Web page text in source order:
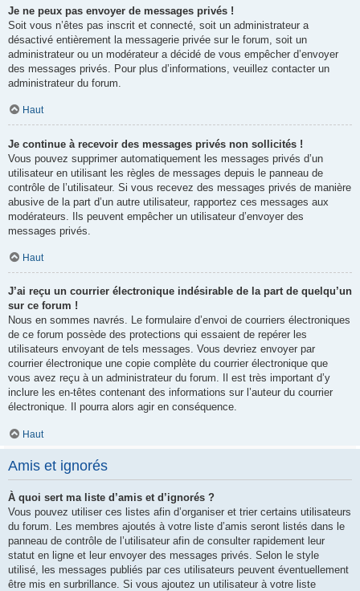
Je ne peux pas envoyer de messages privés !
Soit vous n’êtes pas inscrit et connecté, soit un administrateur a
désactivé entièrement la messagerie privée sur le forum, soit un
administrateur ou un modérateur a décidé de vous empêcher d’envoyer
des messages privés. Pour plus d’informations, veuillez contacter un
administrateur du forum.
Haut
Je continue à recevoir des messages privés non sollicités !
Vous pouvez supprimer automatiquement les messages privés d’un
utilisateur en utilisant les règles de messages depuis le panneau de
contrôle de l’utilisateur. Si vous recevez des messages privés de manière
abusive de la part d’un autre utilisateur, rapportez ces messages aux
modérateurs. Ils peuvent empêcher un utilisateur d’envoyer des
messages privés.
Haut
J’ai reçu un courrier électronique indésirable de la part de quelqu’un
sur ce forum !
Nous en sommes navrés. Le formulaire d’envoi de courriers électroniques
de ce forum possède des protections qui essaient de repérer les
utilisateurs envoyant de tels messages. Vous devriez envoyer par
courrier électronique une copie complète du courrier électronique que
vous avez reçu à un administrateur du forum. Il est très important d’y
inclure les en-têtes contenant des informations sur l’auteur du courrier
électronique. Il pourra alors agir en conséquence.
Haut
Amis et ignorés
À quoi sert ma liste d’amis et d’ignorés ?
Vous pouvez utiliser ces listes afin d’organiser et trier certains utilisateurs
du forum. Les membres ajoutés à votre liste d’amis seront listés dans le
panneau de contrôle de l’utilisateur afin de consulter rapidement leur
statut en ligne et leur envoyer des messages privés. Selon le style
utilisé, les messages publiés par ces utilisateurs peuvent éventuellement
être mis en surbrillance. Si vous ajoutez un utilisateur à votre liste